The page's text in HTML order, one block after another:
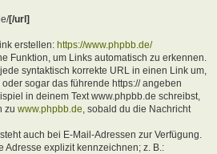
[/url]
erstellen: https://www.phpbb.de/
Funktion, um Links automatisch zu erkennen.
syntaktisch korrekte URL in einen Link um,
sogar das führende https:// angeben
in deinem Text www.phpbb.de schreibst,
zu www.phpbb.de, sobald du die Nachricht
auch bei E-Mail-Adressen zur Verfügung.
Adresse explizit kennzeichnen; z. B.: